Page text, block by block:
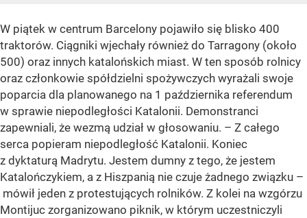
W piątek w centrum Barcelony pojawiło się blisko 400
traktorów. Ciągniki wjechały również do Tarragony (około
500) oraz innych katalońskich miast. W ten sposób rolnicy
oraz członkowie spółdzielni spożywczych wyrażali swoje
poparcia dla planowanego na 1 października referendum
w sprawie niepodległości Katalonii. Demonstranci
zapewniali, że wezmą udział w głosowaniu. – Z całego
serca popieram niepodległość Katalonii. Koniec
z dyktaturą Madrytu. Jestem dumny z tego, że jestem
Katalończykiem, a z Hiszpanią nie czuje żadnego związku –
mówił jeden z protestujących rolników. Z kolei na wzgórzu
Montijuc zorganizowano piknik, w którym uczestniczyli